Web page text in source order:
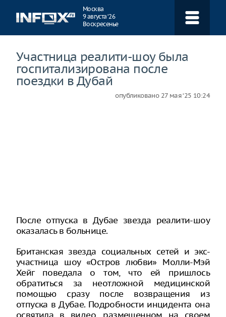
Москва
9 августа ‘26
Воскресенье
Участница реалити-шоу была
госпитализирована после
поездки в Дубай
опубликовано 27 мая ‘25 10:24
После отпуска в Дубае звезда реалити-шоу
оказалась в больнице.
Британская звезда социальных сетей и экс-
участница шоу «Остров любви» Молли-Мэй
Хейг поведала о том, что ей пришлось
обратиться за неотложной медицинской
помощью сразу после возвращения из
отпуска в Дубае. Подробности инцидента она